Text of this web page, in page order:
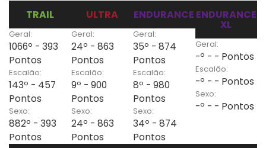
TRAIL
Geral:
1066º - 393
Pontos
Escalão:
143º - 457
Pontos
Sexo:
882º - 393
Pontos
ULTRA
Geral:
24º - 863
Pontos
Escalão:
9º - 900
Pontos
Sexo:
24º - 863
Pontos
ENDURANCE
Geral:
35º - 874
Pontos
Escalão:
8º - 980
Pontos
Sexo:
34º - 874
Pontos
ENDURANCE
XL
Geral:
-º - - Pontos
Escalão:
-º - - Pontos
Sexo:
-º - - Pontos